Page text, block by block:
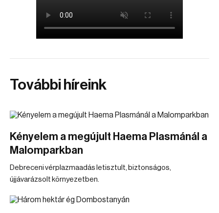
További híreink
Kényelem a megújult Haema Plasmánál a
Malomparkban
Debreceni vérplazmaadás letisztult, biztonságos,
újjávarázsolt környezetben.